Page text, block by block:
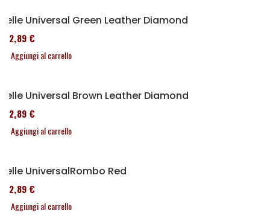
Selle Universal Green Leather Diamond
152,89 €
Aggiungi al carrello
Selle Universal Brown Leather Diamond
152,89 €
Aggiungi al carrello
Selle UniversalRombo Red
152,89 €
Aggiungi al carrello